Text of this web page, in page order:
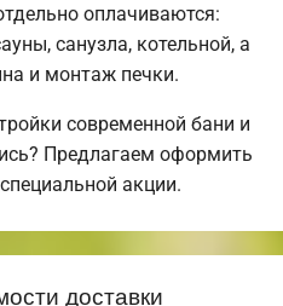
оплачиваются:
санузла, котельной, а
и монтаж печки.
современной бани и
Предлагаем оформить
акции.
доставки